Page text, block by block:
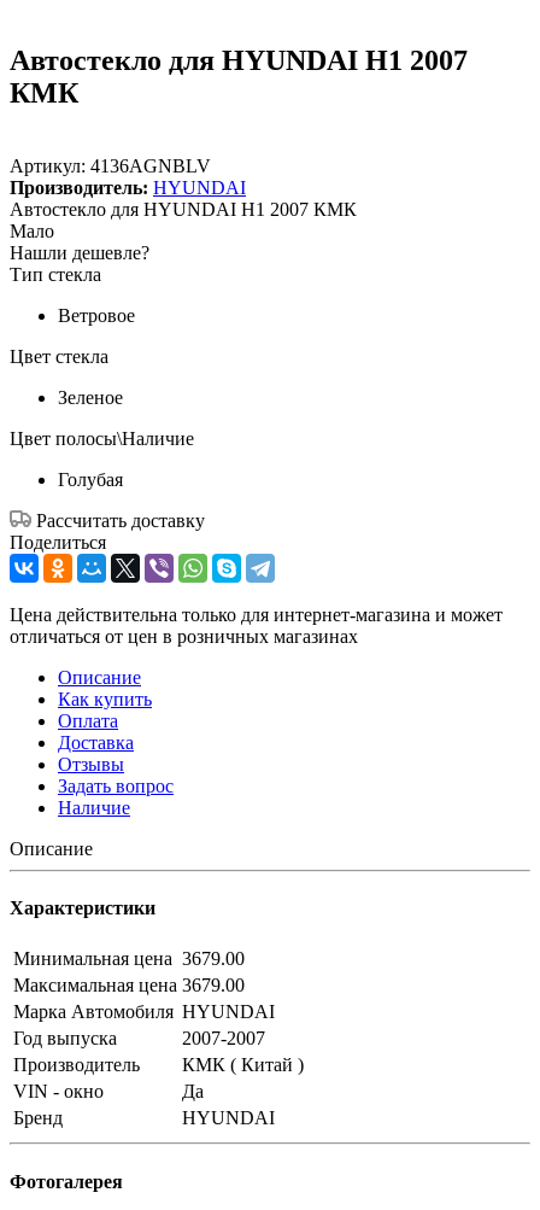
Автостекло для HYUNDAI H1 2007
КМК
Артикул: 4136AGNBLV
Производитель: HYUNDAI
Автостекло для HYUNDAI H1 2007 КМК
Мало
Нашли дешевле?
Тип стекла
Ветровое
Цвет стекла
Зеленое
Цвет полосы\Наличие
Голубая
Рассчитать доставку
Поделиться
Цена действительна только для интернет-магазина и может
отличаться от цен в розничных магазинах
Описание
Как купить
Оплата
Доставка
Отзывы
Задать вопрос
Наличие
Описание
Характеристики
Минимальная цена 3679.00
Максимальная цена 3679.00
Марка Автомобиля HYUNDAI
Год выпуска
2007-2007
Производитель
КМК ( Китай )
VIN - окно
Да
Бренд
HYUNDAI
Фотогалерея